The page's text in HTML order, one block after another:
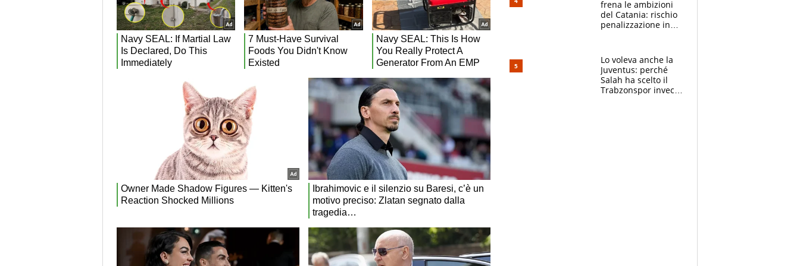
frena le ambizioni
del Catania: rischio
penalizzazione in
Lo voleva anche la
Juventus: perché
Salah ha scelto il
Trabzonspor invece